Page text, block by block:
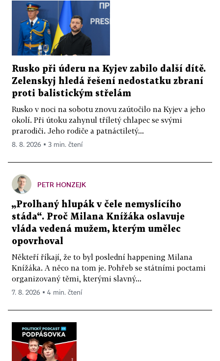
Rusko při úderu na Kyjev zabilo další dítě.
Zelenskyj hledá řešení nedostatku zbraní
proti balistickým střelám
Rusko v noci na sobotu znovu zaútočilo na Kyjev a jeho
okolí. Při útoku zahynul tříletý chlapec se svými
prarodiči. Jeho rodiče a patnáctiletý...
8. 8. 2026 ▪ 3 min. čtení
PETR HONZEJK
„Prolhaný hlupák v čele nemyslícího
stáda“. Proč Milana Knížáka oslavuje
vláda vedená mužem, kterým umělec
opovrhoval
Někteří říkají, že to byl poslední happening Milana
Knížáka. A něco na tom je. Pohřeb se státními poctami
organizovaný těmi, kterými slavný...
7. 8. 2026 ▪ 4 min. čtení